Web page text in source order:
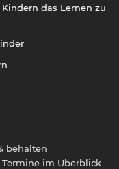
das Lernen zu
behalten
Termine im Überblick